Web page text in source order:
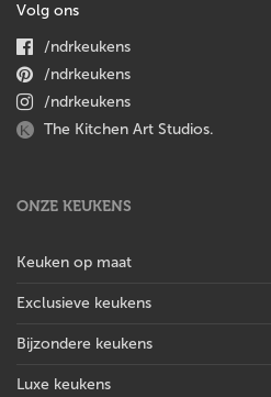
Volg ons
/ndrkeukens
/ndrkeukens
/ndrkeukens
The Kitchen Art Studios.
ONZE KEUKENS
Keuken op maat
Exclusieve keukens
Bijzondere keukens
Luxe keukens